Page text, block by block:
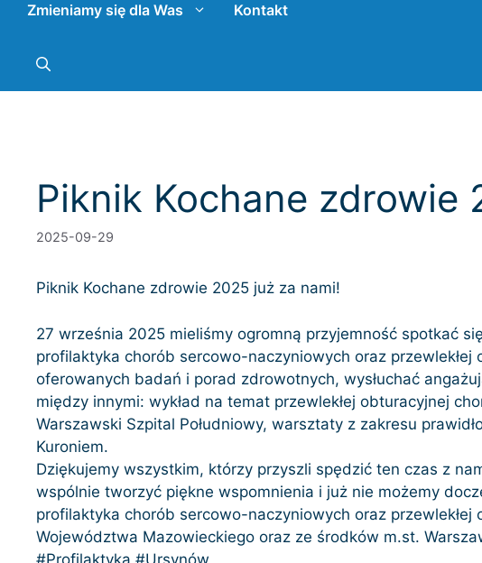
Zmieniamy się dla Was Kontakt
Piknik Kochane zdrowie
2025-09-29
Piknik Kochane zdrowie 2025 już za nami!
27 września 2025 mieliśmy ogromną przyjemność spotkać
profilaktyka chorób sercowo-naczyniowych oraz przewlekłej
oferowanych badań i porad zdrowotnych, wysłuchać
między innymi: wykład na temat przewlekłej obturacyjnej
Warszawski Szpital Południowy, warsztaty z zakresu
Kuroniem.
Dziękujemy wszystkim, którzy przyszli spędzić ten czas z
wspólnie tworzyć piękne wspomnienia i już nie możemy
profilaktyka chorób sercowo-naczyniowych oraz
Województwa Mazowieckiego oraz ze środków m.st.
#Profilaktyka #Ursynów